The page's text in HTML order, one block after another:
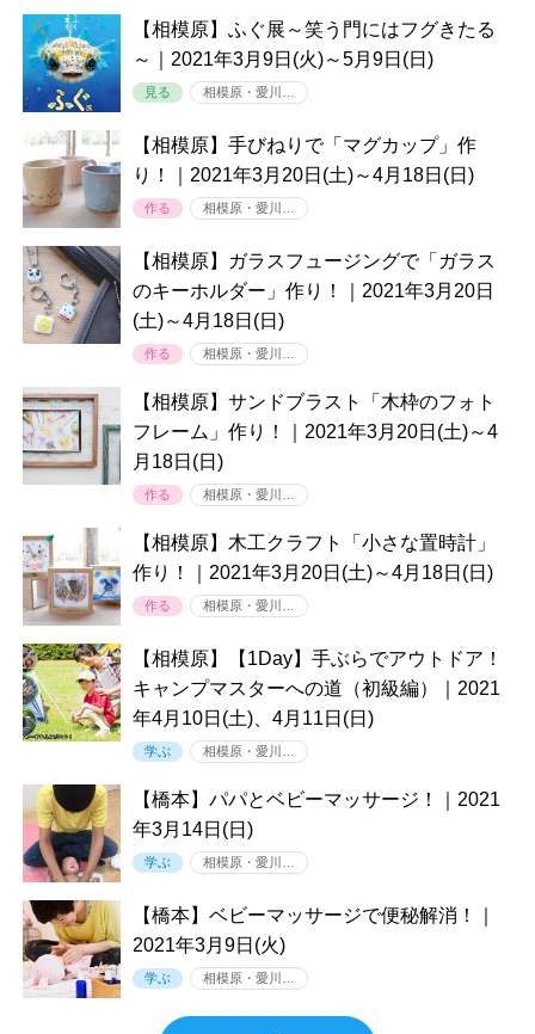
【相模原】ふぐ展～笑う門にはフグきたる
～｜2021年3月9日(火)～5月9日(日)
見る 相模原・愛川…
【相模原】手びねりで「マグカップ」作
り！｜2021年3月20日(土)～4月18日(日)
作る 相模原・愛川…
【相模原】ガラスフュージングで「ガラス
のキーホルダー」作り！｜2021年3月20日
(土)～4月18日(日)
作る 相模原・愛川…
【相模原】サンドブラスト「木枠のフォト
フレーム」作り！｜2021年3月20日(土)～4
月18日(日)
作る 相模原・愛川…
【相模原】木工クラフト「小さな置時計」
作り！｜2021年3月20日(土)～4月18日(日)
作る 相模原・愛川…
【相模原】【1Day】手ぶらでアウトドア！
キャンプマスターへの道（初級編）｜2021
年4月10日(土)、4月11日(日)
学ぶ 相模原・愛川…
【橋本】パパとベビーマッサージ！｜2021
年3月14日(日)
学ぶ 相模原・愛川…
【橋本】ベビーマッサージで便秘解消！｜
2021年3月9日(火)
学ぶ 相模原・愛川…